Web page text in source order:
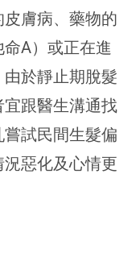
膚病、藥物的
A）或正在進
於靜止期脫髮
跟醫生溝通找
試民間生髮偏
惡化及心情更